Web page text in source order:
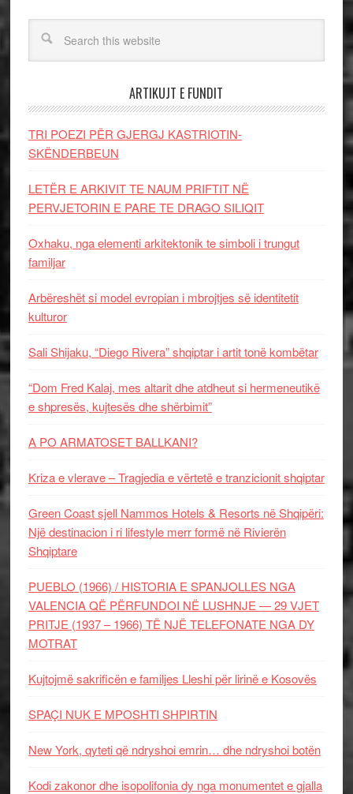
ARTIKUJT E FUNDIT
TRI POEZI PËR GJERGJ KASTRIOTIN-
SKËNDERBEUN
LETËR E ARKIVIT TE NAUM PRIFTIT NË
PERVJETORIN E PARE TE DRAGO SILIQIT
Oxhaku, nga elementi arkitektonik te simboli i trungut
familjar
Arbëreshët si model evropian i mbrojtjes së identitetit
kulturor
Sali Shijaku, “Diego Rivera” shqiptar i artit tonë kombëtar
“Dom Fred Kalaj, mes altarit dhe atdheut si hermeneutikë
e shpresës, kujtesës dhe shërbimit”
A PO ARMATOSET BALLKANI?
Kriza e vlerave – Tragjedia e vërtetë e tranzicionit shqiptar
Green Coast sjell Nammos Hotels & Resorts në Shqipëri:
Një destinacion i ri lifestyle merr formë në Rivierën
Shqiptare
PUEBLO (1966) / HISTORIA E SPANJOLLES NGA
VALENCIA QË PËRFUNDOI NË LUSHNJE — 29 VJET
PRITJE (1937 – 1966) TË NJË TELEFONATE NGA DY
MOTRAT
Kujtojmë sakrificën e familjes Lleshi për lirinë e Kosovës
SPAÇI NUK E MPOSHTI SHPIRTIN
New York, qyteti që ndryshoi emrin… dhe ndryshoi botën
Kodi zakonor dhe isopolifonia dy nga monumentet e gjalla